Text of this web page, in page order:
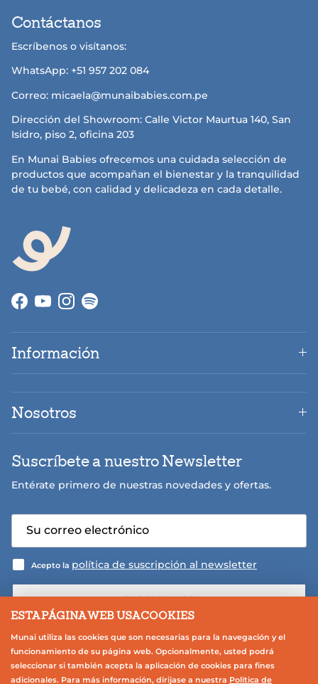
Contáctanos
Escríbenos o visítanos:
WhatsApp: +51 957 202 084
Correo: micaela@munaibabies.com.pe
Dirección del Showroom: Calle Victor Maurtua 140, San
Isidro, piso 2, oficina 203
En Munai Babies ofrecemos una cuidada selección de
productos que acompañan el bienestar y la tranquilidad
de tu bebé, con calidad y delicadeza en cada detalle.
Facebook
YouTubeInstagram
Información
Nosotros
Suscríbete a nuestro Newsletter
Entérate primero de nuestras novedades y ofertas.
Acepto la política de suscripción al newsletter
SUSCRIBIRSE
ESTA PÁGINA WEB USA COOKIES
Munai utiliza las cookies que son necesarias para la navegación y el
funcionamiento de su página web. Opcionalmente, usted podrá
seleccionar si también acepta la aplicación de cookies para fines
adicionales. Para más información, dirijase a nuestra Política de